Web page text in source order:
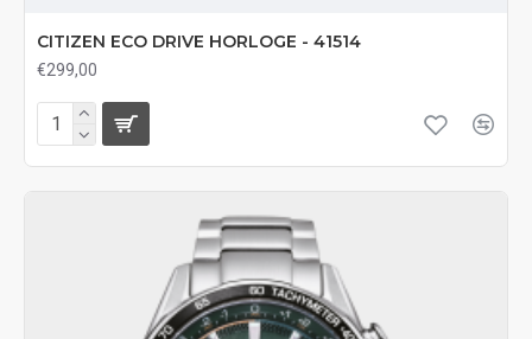
CITIZEN ECO DRIVE HORLOGE - 41514
€299,00